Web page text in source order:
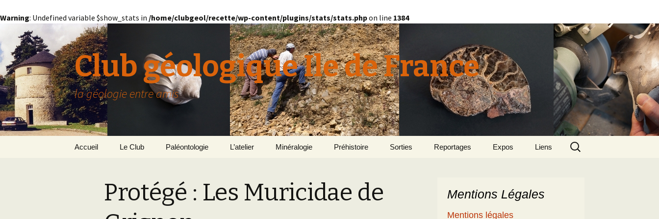
Warning: Undefined variable $show_stats in /home/clubgeol/recette/wp-content/plugins/stats/stats.phpon line 1384
Club géologique Ile de France
la géologie entre amis
Accueil Le Club
Paris
Grignon
Paléontologie
Le Bassin Parisien
Géomorphologie du
Bassin Parisien
L’atelier Minéralogie Préhistoire Sorties Reportages
Henri
Le patrimoine
Expos Liens
Rechercher :
Protégé : Les Muricidae de
Mentions Légales
Mentions légales